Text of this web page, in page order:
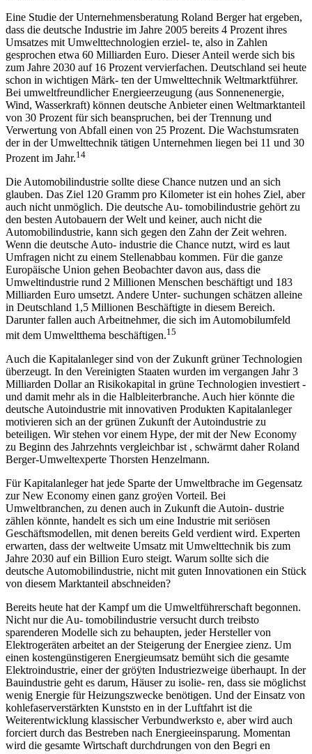
Eine Studie der Unternehmensberatung Roland Berger hat ergeben,
dass die deutsche Industrie im Jahre 2005 bereits 4 Prozent ihres
Umsatzes mit Umwelttechnologien erziel- te, also in Zahlen
gesprochen etwa 60 Milliarden Euro. Dieser Anteil werde sich bis
zum Jahre 2030 auf 16 Prozent vervierfachen. Deutschland sei heute
schon in wichtigen Märk- ten der Umwelttechnik Weltmarktführer.
Bei umweltfreundlicher Energieerzeugung (aus Sonnenenergie,
Wind, Wasserkraft) können deutsche Anbieter einen Weltmarktanteil
von 30 Prozent für sich beanspruchen, bei der Trennung und
Verwertung von Abfall einen von 25 Prozent. Die Wachstumsraten
der in der Umwelttechnik tätigen Unternehmen liegen bei 11 und 30
Prozent im Jahr.14
Die Automobilindustrie sollte diese Chance nutzen und an sich
glauben. Das Ziel 120 Gramm pro Kilometer ist ein hohes Ziel, aber
auch nicht unmöglich. Die deutsche Au- tomobilindustrie gehört zu
den besten Autobauern der Welt und keiner, auch nicht die
Automobilindustrie, kann sich gegen den Zahn der Zeit wehren.
Wenn die deutsche Auto- industrie die Chance nutzt, wird es laut
Umfragen nicht zu einem Stellenabbau kommen. Für die ganze
Europäische Union gehen Beobachter davon aus, dass die
Umweltindustrie rund 2 Millionen Menschen beschäftigt und 183
Milliarden Euro umsetzt. Andere Unter- suchungen schätzen alleine
in Deutschland 1,5 Millionen Beschäftigte in diesem Bereich.
Darunter fallen auch Arbeitnehmer, die sich im Automobilumfeld
mit dem Umweltthema beschäftigen.15
Auch die Kapitalanleger sind von der Zukunft grüner Technologien
überzeugt. In den Vereinigten Staaten wurden im vergangen Jahr 3
Milliarden Dollar an Risikokapital in grüne Technologien investiert -
und damit mehr als in die Halbleiterbranche. Auch hier könnte die
deutsche Autoindustrie mit innovativen Produkten Kapitalanleger
motivieren sich an der grünen Zukunft der Autoindustrie zu
beteiligen. Wir stehen vor einem Hype, der mit der New Economy
zu Beginn des Jahrzehnts vergleichbar ist , schwärmt daher Roland
Berger-Umweltexperte Thorsten Henzelmann.
Für Kapitalanleger hat jede Sparte der Umweltbrache im Gegensatz
zur New Economy einen ganz groÿen Vorteil. Bei
Umweltbranchen, zu denen auch in Zukunft die Autoin- dustrie
zählen könnte, handelt es sich um eine Industrie mit seriösen
Geschäftsmodellen, mit denen bereits Geld verdient wird. Experten
erwarten, dass der weltweite Umsatz mit Umwelttechnik bis zum
Jahre 2030 auf ein Billion Euro steigt. Warum sollte sich die
deutsche Automobilindustrie, nicht mit guten Innovationen ein Stück
von diesem Marktanteil abschneiden?
Bereits heute hat der Kampf um die Umweltführerschaft begonnen.
Nicht nur die Au- tomobilindustrie versucht durch treibsto
sparenderen Modelle sich zu behaupten, jeder Hersteller von
Elektrogeräten arbeitet an der Steigerung der Energiee zienz. Um
einen kostengünstigeren Energieumsatz bemüht sich die gesamte
Elektroindustrie, einer der gröÿten Industriezweige überhaupt. In der
Bauindustrie geht es darum, Häuser zu isolie- ren, dass sie möglichst
wenig Energie für Heizungszwecke benötigen. Und der Einsatz von
kohlefaserverstärkten Kunststo en in der Luftfahrt ist die
Weiterentwicklung klassischer Verbundwerksto e, aber wird auch
forciert durch das Bestreben nach Energieeinsparung. Momentan
wird die gesamte Wirtschaft durchdrungen von den Begri en